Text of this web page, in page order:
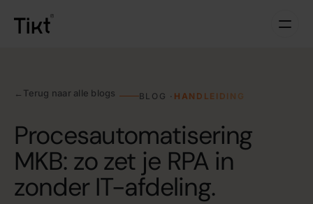
← Terug naar alle blogs BLOG · HANDLEIDING
Procesautomatisering
MKB: zo zet je RPA in
zonder IT-afdeling.